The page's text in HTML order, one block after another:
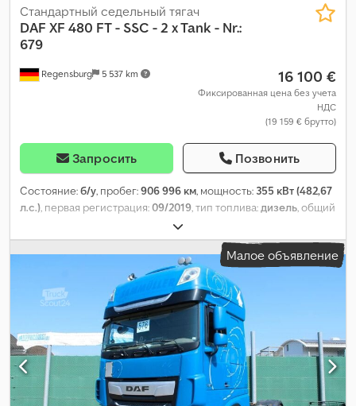
Regensburg 5 537 km
Стандартный седельный тягач
DAF XF 480 FT - SSC - 2 x Tank - Nr.:
679
16 100 €
Фиксированная цена без учета
НДС
(19 159 € брутто)
Запросить Позвонить
Состояние:б/у, пробег:906 996 км, мощность: 355 кВт (482,67
л.с.), первая регистрация:09/2019, тип топлива:дизель, общий
, конфигурация осей:
цвет:красный, тип передачи:автоматический, класс
выбросов:Евро 6, Оборудование:ABS, кондиционер,
отопитель стояночный, сажевый фильтр
Малое объявление